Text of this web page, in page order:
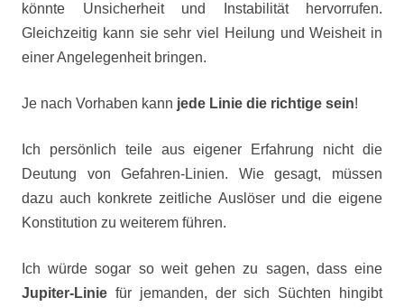
könnte Unsicherheit und Instabilität hervorrufen.
Gleichzeitig kann sie sehr viel Heilung und Weisheit in
einer Angelegenheit bringen.
Je nach Vorhaben kann jede Linie die richtige sein!
Ich persönlich teile aus eigener Erfahrung nicht die
Deutung von Gefahren-Linien. Wie gesagt, müssen
dazu auch konkrete zeitliche Auslöser und die eigene
Konstitution zu weiterem führen.
Ich würde sogar so weit gehen zu sagen, dass eine
Jupiter-Linie für jemanden, der sich Süchten hingibt